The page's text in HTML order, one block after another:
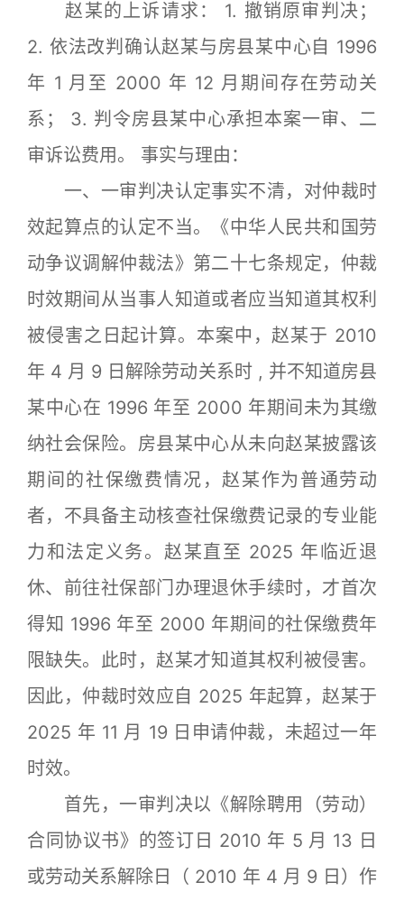
赵某的上诉请求： 1. 撤销原审判决；
2. 依法改判确认赵某与房县某中心自 1996
年 1 月至 2000 年 12 月期间存在劳动关
系； 3. 判令房县某中心承担本案一审、二
审诉讼费用。 事实与理由：
一、一审判决认定事实不清，对仲裁时
效起算点的认定不当。《中华人民共和国劳
动争议调解仲裁法》第二十七条规定，仲裁
时效期间从当事人知道或者应当知道其权利
被侵害之日起计算。本案中，赵某于 2010
年 4 月 9 日解除劳动关系时 , 并不知道房县
某中心在 1996 年至 2000 年期间未为其缴
纳社会保险。房县某中心从未向赵某披露该
期间的社保缴费情况，赵某作为普通劳动
者，不具备主动核查社保缴费记录的专业能
力和法定义务。赵某直至 2025 年临近退
休、前往社保部门办理退休手续时，才首次
得知 1996 年至 2000 年期间的社保缴费年
限缺失。此时，赵某才知道其权利被侵害。
因此，仲裁时效应自 2025 年起算，赵某于
2025 年 11 月 19 日申请仲裁，未超过一年
时效。
首先，一审判决以《解除聘用（劳动）
合同协议书》的签订日 2010 年 5 月 13 日
或劳动关系解除日（ 2010 年 4 月 9 日）作